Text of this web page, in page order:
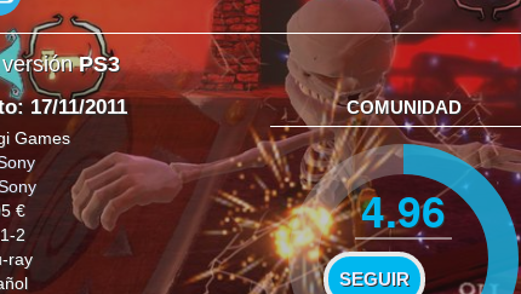
versiónPS3
17/11/2011
Games
€
2
ray
COMUNIDAD
4.96
SEGUIR